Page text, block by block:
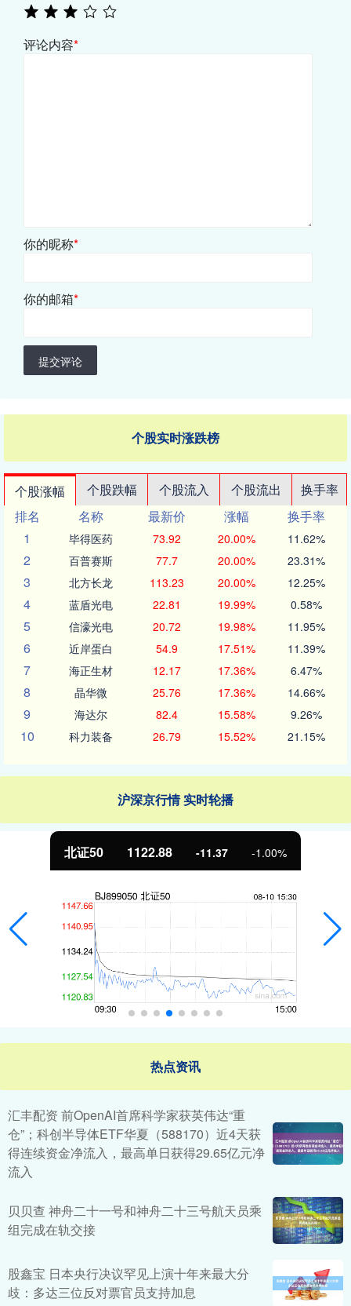
评论内容*
你的昵称*
你的邮箱*
提交评论
个股实时涨跌榜
个股涨幅 个股跌幅 个股流入 个股流出
换手率
排名
名称 最新价 涨幅
换手率
1
毕得医药 73.92 20.00% 11.62%
2 百普赛斯 77.7 20.00% 23.31%
3 北方长龙 113.23 20.00% 12.25%
4 蓝盾光电 22.81 19.99% 0.58%
5 信濠光电 20.72 19.98% 11.95%
6 近岸蛋白 54.9 17.51% 11.39%
7 海正生材 12.17 17.36% 6.47%
8 晶华微 25.76 17.36% 14.66%
9 海达尔 82.4 15.58% 9.26%
10 科力装备 26.79 15.52% 21.15%
沪深京行情 实时轮播
北证50 1122.88 -11.37 -1.00%
热点资讯
汇丰配资 前OpenAI首席科学家获英伟达“重
仓”；科创半导体ETF华夏（588170）近4天获
得连续资金净流入，最高单日获得29.65亿元净
流入
贝贝查 神舟二十一号和神舟二十三号航天员乘
组完成在轨交接
股鑫宝 日本央行决议罕见上演十年来最大分
歧：多达三位反对票官员支持加息